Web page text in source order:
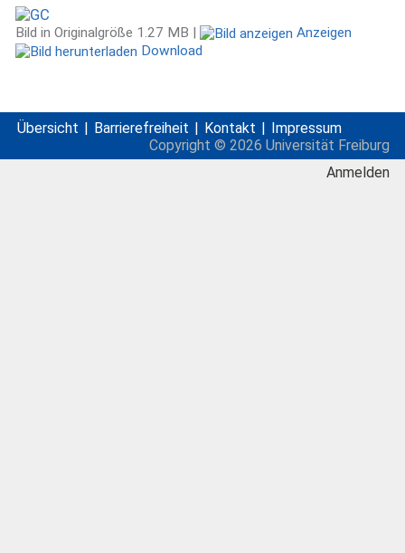
Bild in Originalgröße 1.27 MB |
Anzeigen
Download
Übersicht Barrierefreiheit Kontakt
Impressum
Copyright © 2026 Universität Freiburg
Anmelden